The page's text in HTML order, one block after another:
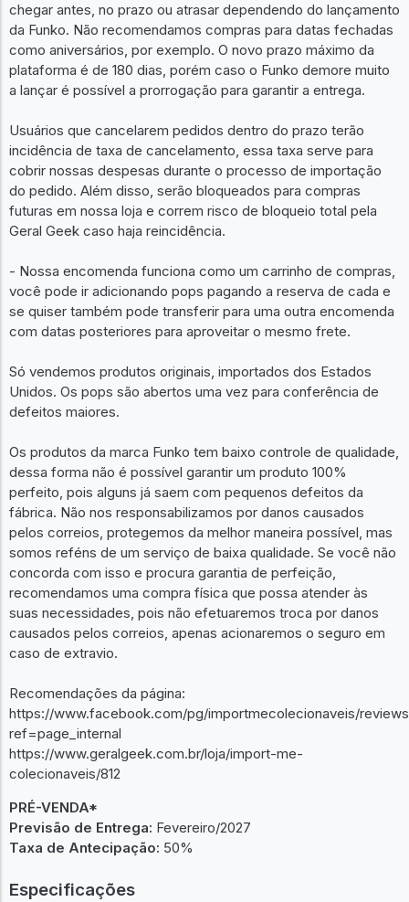
chegar antes, no prazo ou atrasar dependendo do lançamento
da Funko. Não recomendamos compras para datas fechadas
como aniversários, por exemplo. O novo prazo máximo da
plataforma é de 180 dias, porém caso o Funko demore muito
a lançar é possível a prorrogação para garantir a entrega.
Usuários que cancelarem pedidos dentro do prazo terão
incidência de taxa de cancelamento, essa taxa serve para
cobrir nossas despesas durante o processo de importação
do pedido. Além disso, serão bloqueados para compras
futuras em nossa loja e correm risco de bloqueio total pela
Geral Geek caso haja reincidência.
- Nossa encomenda funciona como um carrinho de compras,
você pode ir adicionando pops pagando a reserva de cada e
se quiser também pode transferir para uma outra encomenda
com datas posteriores para aproveitar o mesmo frete.
Só vendemos produtos originais, importados dos Estados
Unidos. Os pops são abertos uma vez para conferência de
defeitos maiores.
Os produtos da marca Funko tem baixo controle de qualidade,
dessa forma não é possível garantir um produto 100%
perfeito, pois alguns já saem com pequenos defeitos da
fábrica. Não nos responsabilizamos por danos causados
pelos correios, protegemos da melhor maneira possível, mas
somos reféns de um serviço de baixa qualidade. Se você não
concorda com isso e procura garantia de perfeição,
recomendamos uma compra física que possa atender às
suas necessidades, pois não efetuaremos troca por danos
causados pelos correios, apenas acionaremos o seguro em
caso de extravio.
Recomendações da página:
https://www.facebook.com/pg/importmecolecionaveis/
ref=page_internal
https://www.geralgeek.com.br/loja/import-me-
colecionaveis/812
PRÉ-VENDA*
Previsão de Entrega: Fevereiro/2027
Taxa de Antecipação: 50%
Especificações